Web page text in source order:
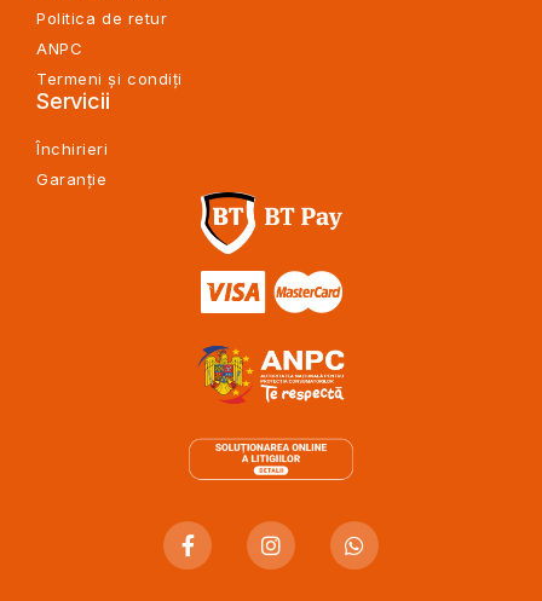
Politica de retur
ANPC
Termeni și condiți
Servicii
Închirieri
Garanție